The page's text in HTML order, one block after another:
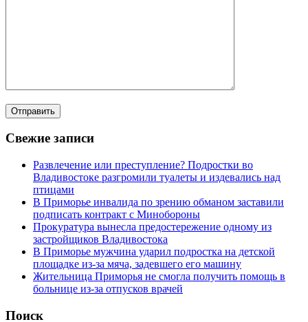
Свежие записи
Развлечение или преступление? Подростки во
Владивостоке разгромили туалеты и издевались над
птицами
В Приморье инвалида по зрению обманом заставили
подписать контракт с Минобороны
Прокуратура вынесла предостережение одному из
застройщиков Владивостока
В Приморье мужчина ударил подростка на детской
площадке из-за мяча, задевшего его машину
Жительница Приморья не смогла получить помощь в
больнице из-за отпусков врачей
Поиск